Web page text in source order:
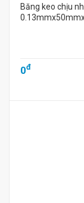
Băng keo chịu
0đ